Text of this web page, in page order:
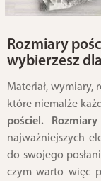
Rozmiary
wybierzesz
Materiał, wymiary,
które niemalże
pościel. Rozmiary
najważniejszych
do swojego
czym warto więc